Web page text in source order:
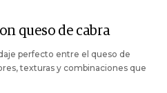
queso de cabra
perfecto entre el queso de
texturas y combinaciones que